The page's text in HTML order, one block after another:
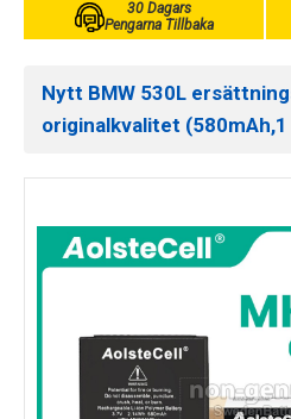
30 Dagars
Pengarna Tillbaka
Nytt BMW 530L
originalkvalitet